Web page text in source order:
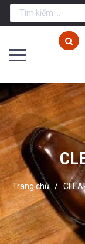
Trang chủ /